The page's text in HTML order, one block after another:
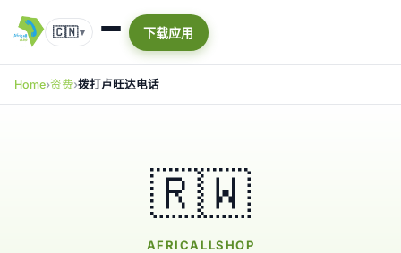
🇨🇳▾ 下载应用
Home 资费 拨打卢旺达电话
🇷🇼
AFRICALLSHOP